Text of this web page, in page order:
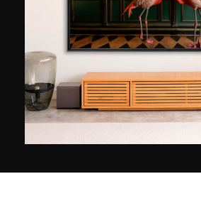
Bild festgehaltenen Person
Zeichenstil ist so präzise, dass
zunächst für ein Foto halten